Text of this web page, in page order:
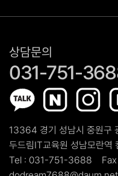
상담문의
031-751-
13364 경기 성남시 중원구
두드림IT교육원 성남모란역
Tel : 031-751-3688